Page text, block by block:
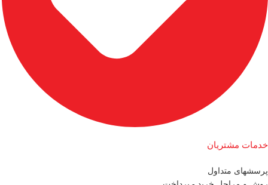
خدمات مشتریان
پرسشهای متداول